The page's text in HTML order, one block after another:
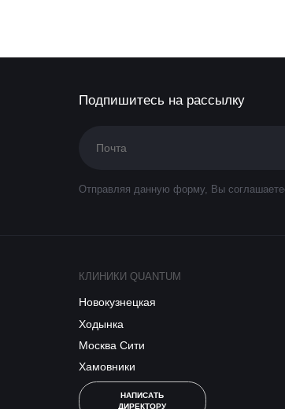
Подпишитесь на рассылку
Отправляя данную форму, Вы
КЛИНИКИ QUANTUM
Новокузнецкая
Ходынка
Москва Сити
Хамовники
НАПИСАТЬ
ДИРЕКТОРУ